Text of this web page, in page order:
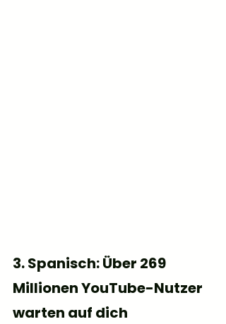
3. Spanisch: Über 269
Millionen YouTube-Nutzer
warten auf dich